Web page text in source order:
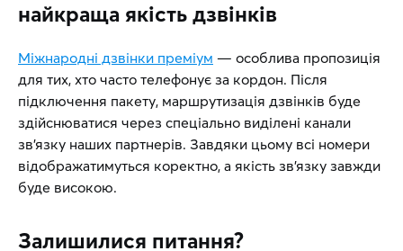
найкраща якість дзвінків
Міжнародні дзвінки преміум — особлива пропозиція
для тих, хто часто телефонує за кордон. Після
підключення пакету, маршрутизація дзвінків буде
здійснюватися через спеціально виділені канали
зв’язку наших партнерів. Завдяки цьому всі номери
відображатимуться коректно, а якість зв’язку завжди
буде високою.
Залишилися питання?